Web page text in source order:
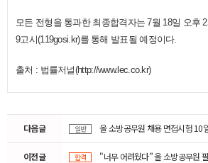
모든 전형을 통과한 최종합격자는 7월 18일 오후
9고시(119gosi.kr)를 통해 발표될 예정이다.
출처 : 법률저널(http://www.lec.co.kr)​
다음글 일반 올 소방공무원 채용 면접시험 10
이전글 합격 "너무 어려웠다” 올 소방공무원